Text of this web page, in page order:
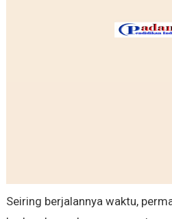
Seiring berjalannya waktu,